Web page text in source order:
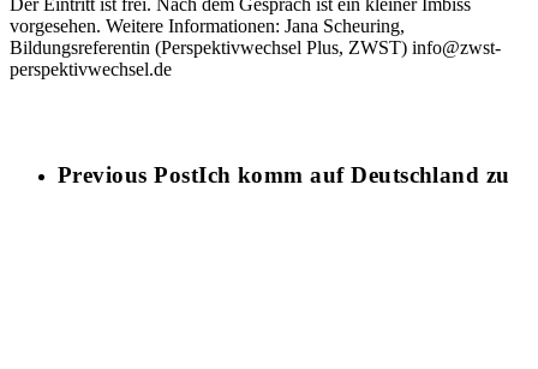
Der Eintritt ist frei. Nach dem Gespräch ist ein kleiner Imbiss
vorgesehen. Weitere Informationen: Jana Scheuring,
Bildungsreferentin (Perspektivwechsel Plus, ZWST) info@zwst-
perspektivwechsel.de
Previous PostIch komm auf Deutschland zu